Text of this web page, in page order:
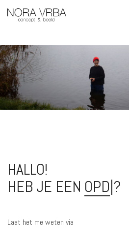
HALLO!
HEB JE EEN OP|?
Laat het me weten via